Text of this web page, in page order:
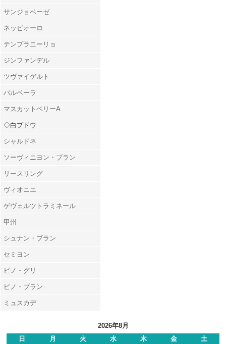
サンジョベーゼ
ネッビオーロ
テンプラニーリョ
ジンファンデル
ツヴァイゲルト
バルベーラ
マスカットベリーA
◇白ブドウ
シャルドネ
ソーヴィニヨン・ブラン
リースリング
ヴィオニエ
ゲヴェルツトラミネール
甲州
シュナン・ブラン
セミヨン
ピノ・グリ
ピノ・ブラン
ミュスカデ
2026年8月
日
月 火 水 木 金
土